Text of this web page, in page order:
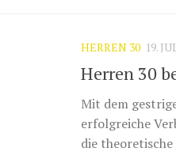
HERREN 30 19.
Herren 30
Mit dem
erfolgreiche
die